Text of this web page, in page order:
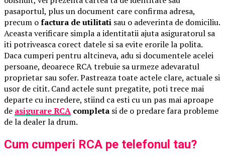
pasaportul, plus un document care confirma adresa,
precum ofactura de utilitati sau o adeverinta de domiciliu.
Aceasta verificare simpla a identitatii ajuta asiguratorul sa
iti potriveasca corect datele si sa evite erorile la polita.
Daca cumperi pentru altcineva, adu si documentele acelei
persoane, deoarece RCA trebuie sa urmeze adevaratul
proprietar sau sofer. Pastreaza toate actele clare, actuale si
usor de citit. Cand actele sunt pregatite, poti trece mai
departe cu incredere, stiind ca esti cu un pas mai aproape
de asigurare RCA completa si de o predare fara probleme
de la dealer la drum.
Cum cumperi RCA pe telefonul tau?